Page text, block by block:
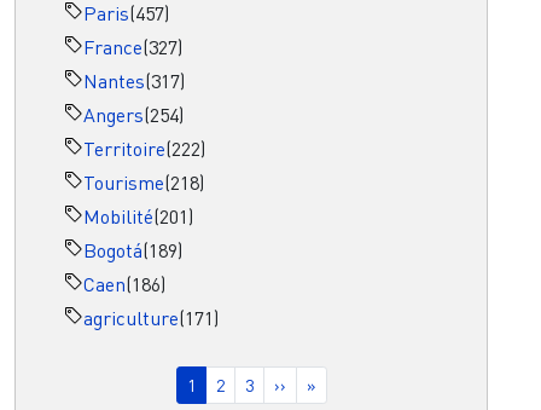
Paris(457)
France(327)
Nantes(317)
Angers(254)
Territoire(222)
Tourisme(218)
Mobilité(201)
Bogotá(189)
Caen(186)
agriculture(171)
Page courante
1 Page
2 Page
3 Page suivante
›› Dernière page
»